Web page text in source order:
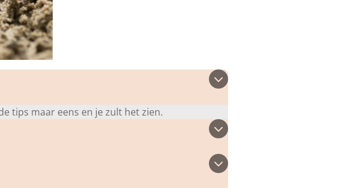
tips maar eens en je zult het zien.